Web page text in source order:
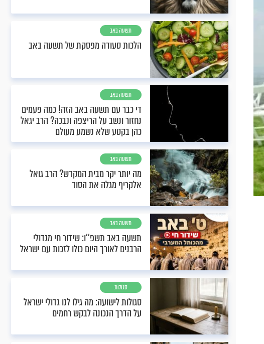
תשעה באב
הלכות סעודה מפסקת של תשעה באב
תשעה באב
די כבר עם תשעה באב הזה! כמה פעמים
נחזור ונשב על הריצפה ונבכה? הרב יגאל
כהן בקטע שלא נשמע מעולם
תשעה באב
מה יותר יקר מבית המקדש? הרב גואל
אלקריף מגלה את הסוד
תשעה באב
תשעה באב תשפ''ו: שידור חי מגדולי
הרבנים לאורך היום כולו לזכות עם ישראל
סגולות
סגולות לישועה: מה גילו לנו גדולי ישראל
על הדרך הנכונה לבקש רחמים